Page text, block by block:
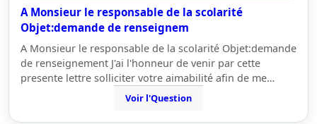
A Monsieur le responsable de la scolarité
Objet:demande de renseignem
A Monsieur le responsable de la scolarité Objet:demande
de renseignement J'ai l'honneur de venir par cette
presente lettre solliciter votre aimabilité afin de me…
Voir l'Question